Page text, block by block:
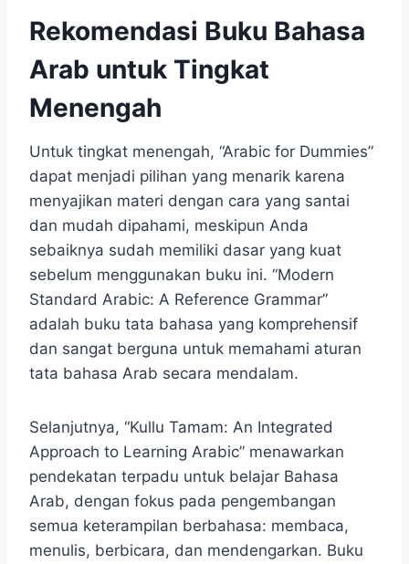
Rekomendasi Buku Bahasa
Arab untuk Tingkat
Menengah
Untuk tingkat menengah, “Arabic for Dummies”
dapat menjadi pilihan yang menarik karena
menyajikan materi dengan cara yang santai
dan mudah dipahami, meskipun Anda
sebaiknya sudah memiliki dasar yang kuat
sebelum menggunakan buku ini. “Modern
Standard Arabic: A Reference Grammar”
adalah buku tata bahasa yang komprehensif
dan sangat berguna untuk memahami aturan
tata bahasa Arab secara mendalam.
Selanjutnya, “Kullu Tamam: An Integrated
Approach to Learning Arabic” menawarkan
pendekatan terpadu untuk belajar Bahasa
Arab, dengan fokus pada pengembangan
semua keterampilan berbahasa: membaca,
menulis, berbicara, dan mendengarkan. Buku